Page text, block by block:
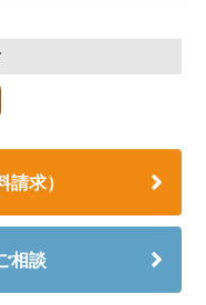
請求）
相談